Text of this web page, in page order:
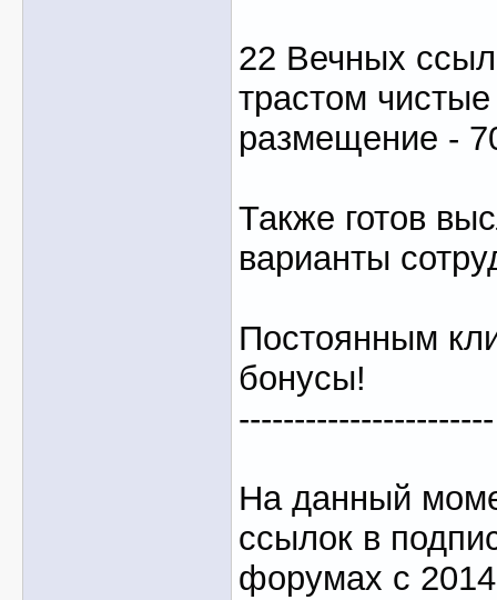
22 Вечных
трастом
размещение -
Также готов
варианты
Постоянным
бонусы!
-----------------------
На данный
ссылок в
форумах с